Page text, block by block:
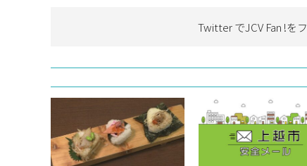
Twitter でJCV Fan !を